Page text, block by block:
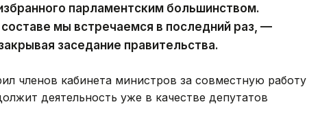
парламентским большинством.
мы встречаемся в последний раз, —
заседание правительства.
членов кабинета министров за совместную работу
деятельность уже в качестве депутатов